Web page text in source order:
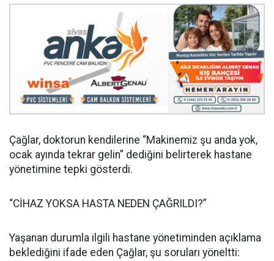
Çağlar, doktorun kendilerine “Makinemiz şu anda yok,
ocak ayında tekrar gelin” dediğini belirterek hastane
yönetimine tepki gösterdi.
“CİHAZ YOKSA HASTA NEDEN ÇAĞRILDI?”
Yaşanan durumla ilgili hastane yönetiminden açıklama
beklediğini ifade eden Çağlar, şu soruları yöneltti: